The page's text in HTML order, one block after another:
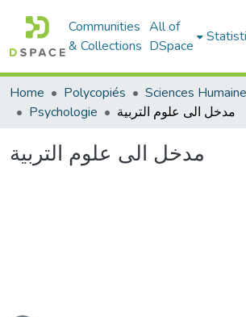
Communities
& Collections
All of
DSpace
Home Polycopiés
Psychologie
مدخل الى علوم التربية
مدخل الى علوم التربية